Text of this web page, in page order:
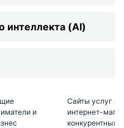
интеллекта (AI)
и
Сайты услуг и
интернет-
конкурентных